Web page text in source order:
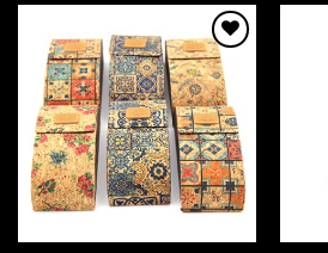
Add to
Wishlist